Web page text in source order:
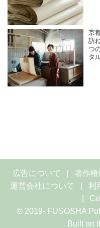
京
訪
つ
タ
広告について 著作権
運営会社について
利
© 2019- FUSOSHA
Built on